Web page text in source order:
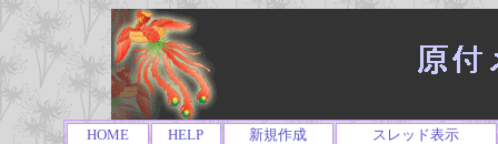
HOME HELP 新規作成 スレッド表示